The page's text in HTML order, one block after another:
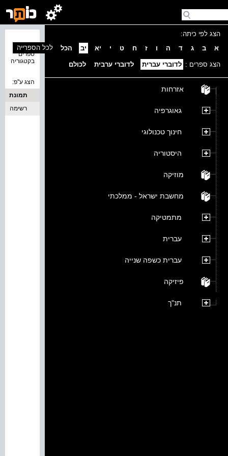
הצג לפי כיתה:
א
ב ג ד ה ו ז ח ט י יא יב הכל
הצג ספרים : לדוברי עברית לדוברי ערבית לכולם
אזרחות
גאוגרפיה
חינוך טכנולוגי
היסטוריה
מוזיקה
מחשבת ישראל - ממלכתי
מתמטיקה
עברית
עברית כשפה שנייה
פיזיקה
תנ"ך
ספרים
בקטגוריה
לכל הספרייה
הצג ע''פ:
תמונת
כריכה
רשימה